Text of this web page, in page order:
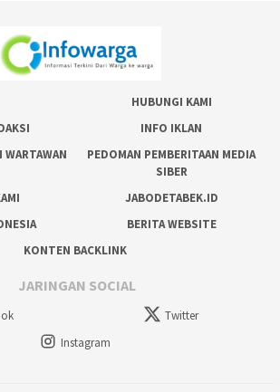
HUBUNGI KAMI
INFO IKLAN
PEDOMAN PEMBERITAAN MEDIA
SIBER
JABODETABEK.ID
BERITA WEBSITE
KONTEN BACKLINK
JARINGAN SOCIAL
Twitter
Instagram